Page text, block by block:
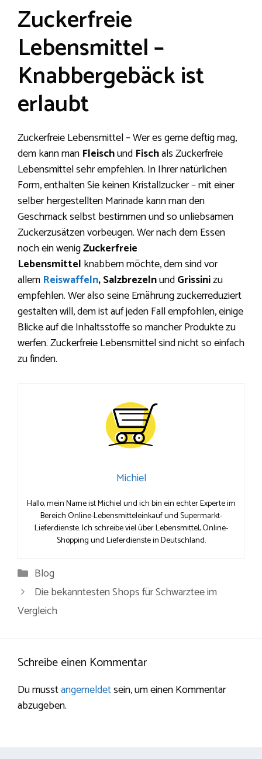
Zuckerfreie
Lebensmittel –
Knabbergebäck ist
erlaubt
Zuckerfreie Lebensmittel – Wer es gerne deftig mag,
dem kann man Fleischund Fischals Zuckerfreie
Lebensmittel sehr empfehlen. In Ihrer natürlichen
Form, enthalten Sie keinen Kristallzucker – mit einer
selber hergestellten Marinade kann man den
Geschmack selbst bestimmen und so unliebsamen
Zuckerzusätzen vorbeugen. Wer nach dem Essen
noch ein wenigZuckerfreie
Lebensmittel knabbern möchte, dem sind vor
allem Reiswaffeln, SalzbrezelnundGrissinizu
empfehlen. Wer also seine Ernährung zuckerreduziert
gestalten will, dem ist auf jeden Fall empfohlen, einige
Blicke auf die Inhaltsstoffe so mancher Produkte zu
werfen. Zuckerfreie Lebensmittel sind nicht so einfach
zu finden.
Michiel
Hallo, mein Name ist Michiel und ich bin ein echter Experte im
Bereich Online-Lebensmitteleinkauf und Supermarkt-
Lieferdienste. Ich schreibe viel über Lebensmittel, Online-
Shopping und Lieferdienste in Deutschland.
Kategorien
Blog
Die bekanntesten Shops für Schwarztee im
Vergleich
Schreibe einen Kommentar
Du musstangemeldetsein, um einen Kommentar
abzugeben.